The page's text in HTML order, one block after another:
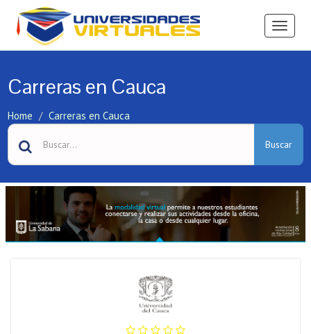
Ver
Carreras en Cauca
Home Carreras en Cauca
Buscar